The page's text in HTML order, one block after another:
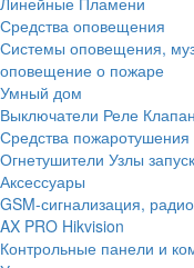
Средства оповещения
Системы оповещения,
оповещение о пожаре
Умный дом
Выключатели Реле
Средства пожаротушения
Огнетушители Узлы
Аксессуары
GSM-сигнализация, радио
AX PRO Hikvision
Контрольные панели и